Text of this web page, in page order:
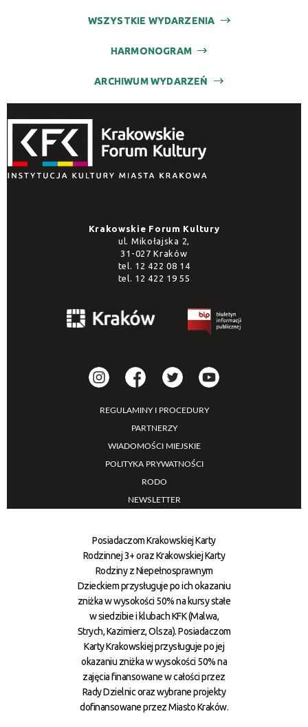
WSZYSTKIE WYDARZENIA
HARMONOGRAM
ARCHIWUM WYDARZEŃ
Krakowskie Forum Kultury
ul. Mikołajska 2,
31-027 Kraków
tel. 12 422 08 14
tel. 12 422 19 55
REGULAMINY I PROCEDURY
PARTNERZY
WIADOMOŚCI MIEJSKIE
POLITYKA PRYWATNOŚCI
RODO
NEWSLETTER
Posiadaczom Krakowskiej Karty
Rodzinnej 3+ oraz Krakowskiej Karty
Rodziny z Niepełnosprawnym
Dzieckiem przysługuje po ich okazaniu
zniżka w wysokości 50% na kursy stałe
w siedzibie i klubach KFK (Malwa,
Strych, Kazimierz, Olsza). Posiadaczom
Karty Krakowskiej przysługuje po jej
okazaniu zniżka w wysokości 50% na
zajęcia finansowane w całości przez
Rady Dzielnic oraz wybrane projekty
dofinansowane przez Miasto Kraków.